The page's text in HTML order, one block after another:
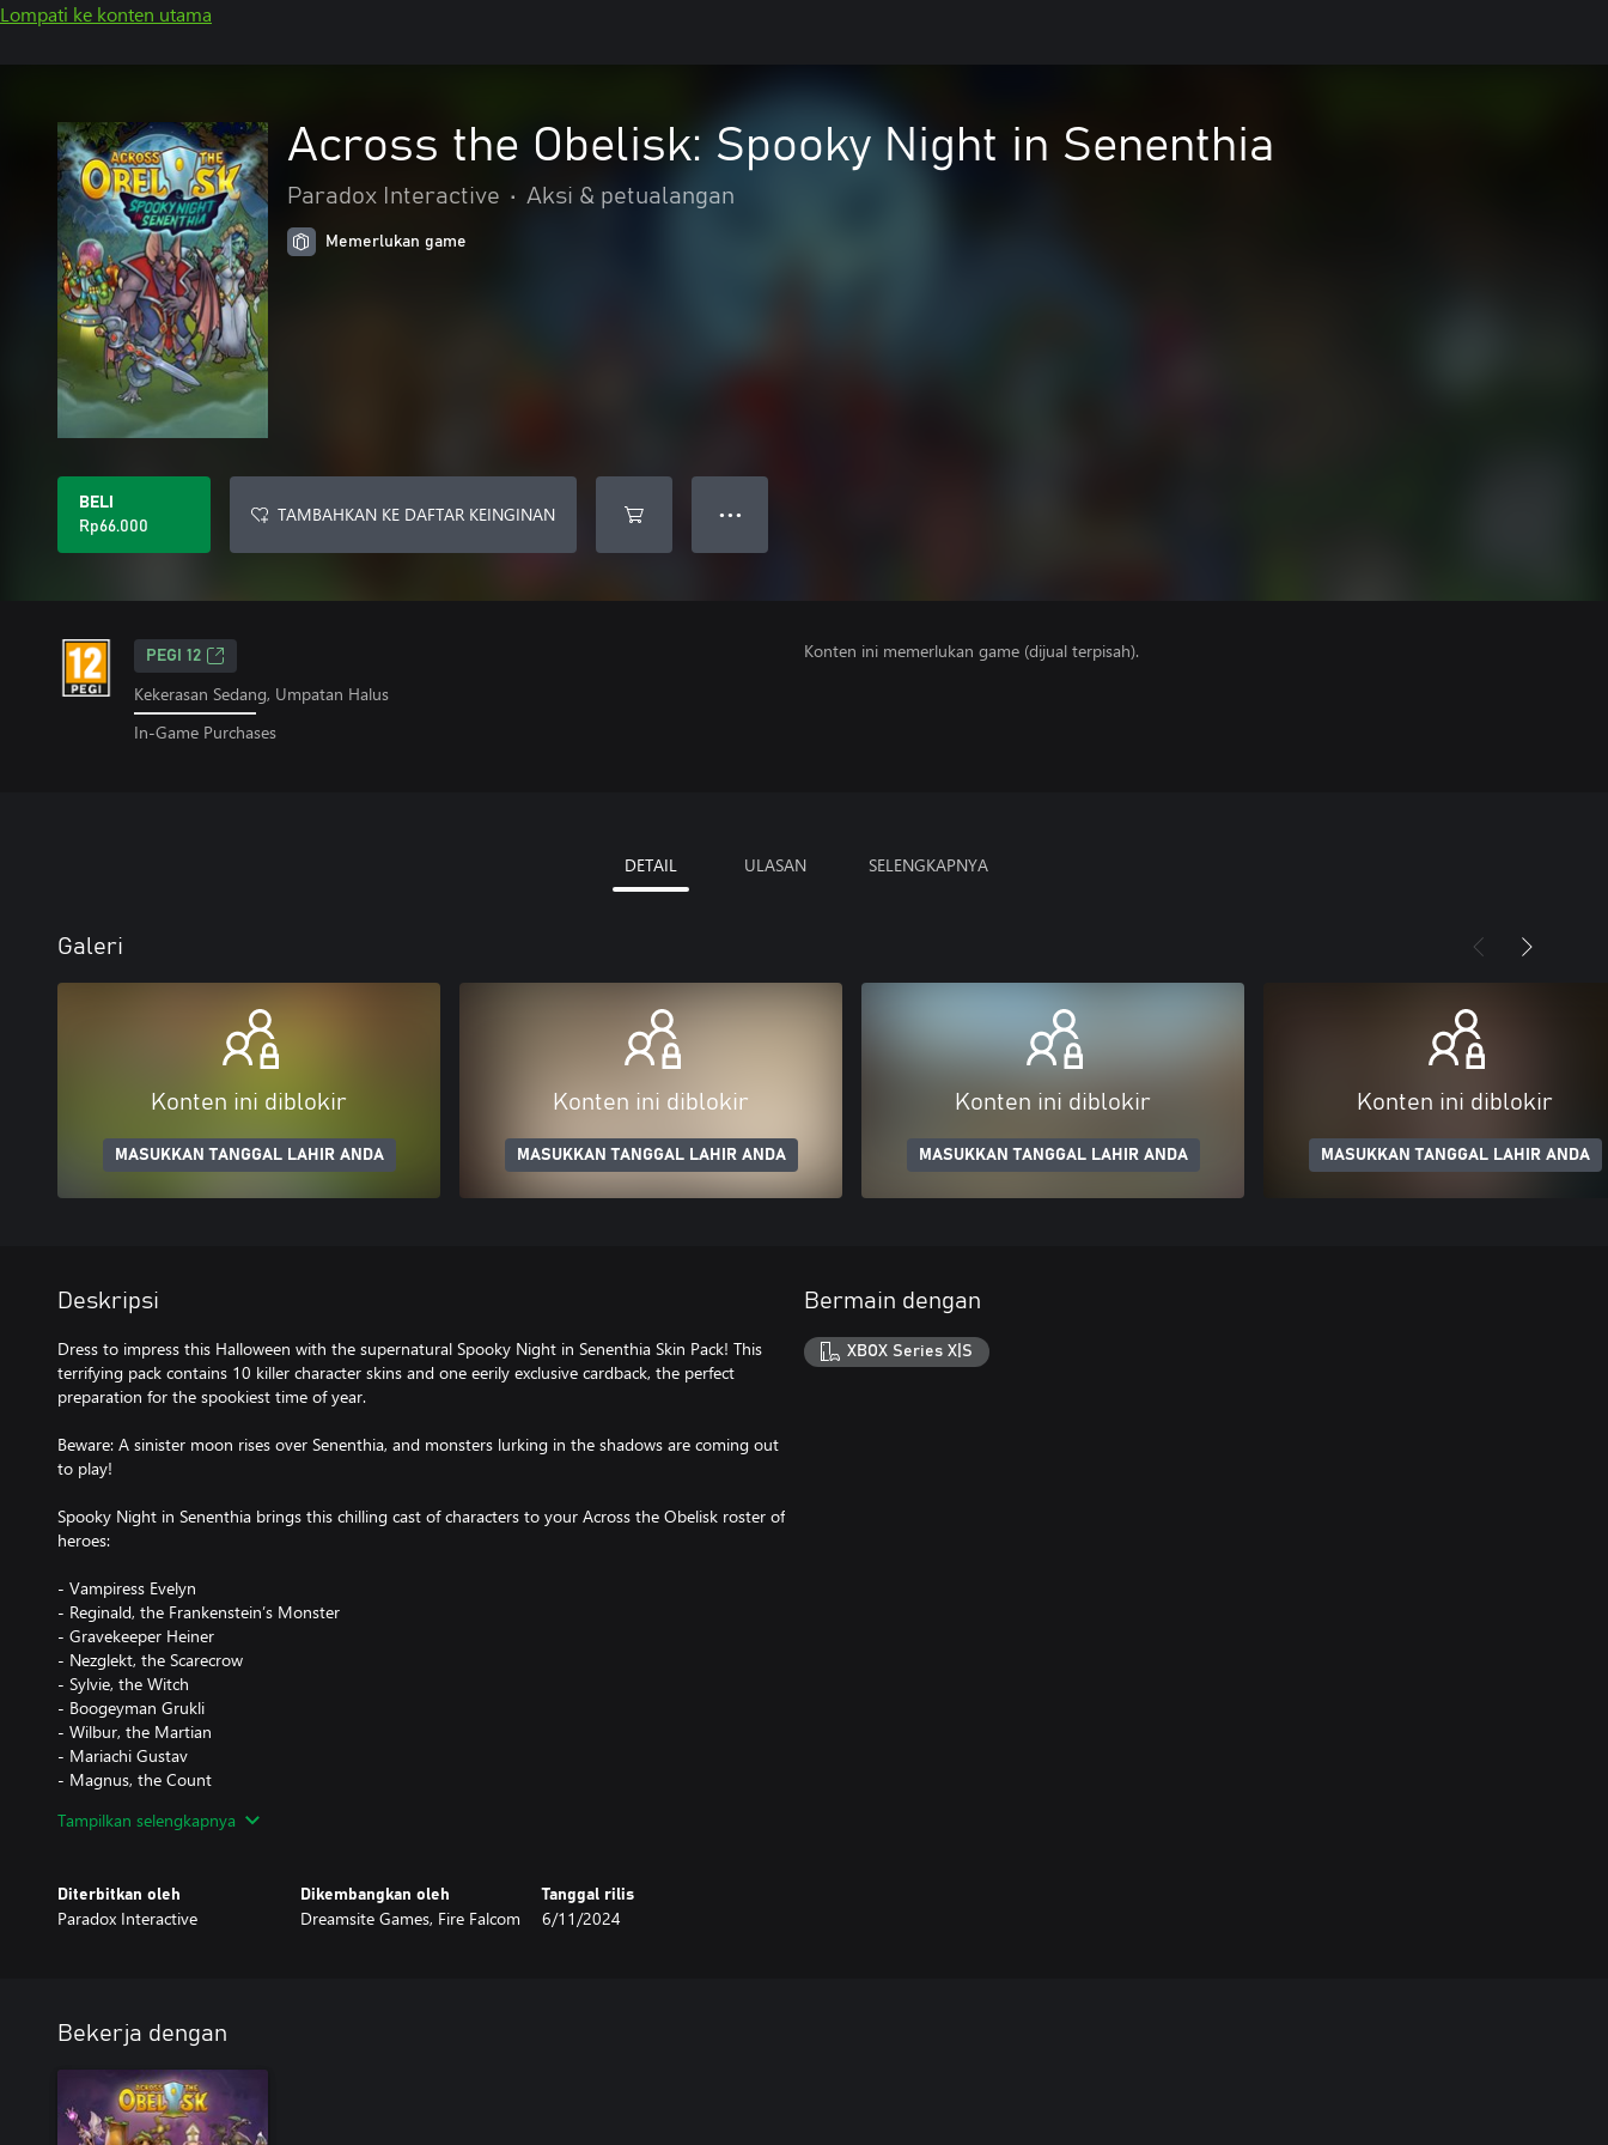
Lompati ke konten utama
Across the Obelisk: Spooky Night in Senenthia
Paradox Interactive • Aksi & petualangan
Memerlukan game
BELI
Rp66.000
TAMBAHKAN KE DAFTAR KEINGINAN ● ● ●
PEGI 12
Kekerasan Sedang, Umpatan Halus
In-Game Purchases
Konten ini memerlukan game (dijual terpisah).
DETAIL ULASAN SELENGKAPNYA
Galeri
Konten ini diblokir
MASUKKAN TANGGAL LAHIR ANDA
Konten ini diblokir
MASUKKAN TANGGAL LAHIR ANDA
Konten ini diblokir
MASUKKAN TANGGAL LAHIR ANDA
Konten ini diblokir
MASUKKAN TANGGAL LAHIR ANDA
Deskripsi
Dress to impress this Halloween with the supernatural Spooky Night in Senenthia Skin Pack! This
terrifying pack contains 10 killer character skins and one eerily exclusive cardback, the perfect
preparation for the spookiest time of year.
Beware: A sinister moon rises over Senenthia, and monsters lurking in the shadows are coming out
to play!
Spooky Night in Senenthia brings this chilling cast of characters to your Across the Obelisk roster of
heroes:
- Vampiress Evelyn
- Reginald, the Frankenstein’s Monster
- Gravekeeper Heiner
- Nezglekt, the Scarecrow
- Sylvie, the Witch
- Boogeyman Grukli
- Wilbur, the Martian
- Mariachi Gustav
- Magnus, the Count
Tampilkan selengkapnya
Diterbitkan oleh
Paradox Interactive
Dikembangkan oleh
Dreamsite Games, Fire Falcom
Tanggal rilis
6/11/2024
Bermain dengan
XBOX Series X|S
Bekerja dengan